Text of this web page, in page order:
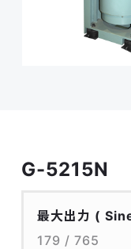
G-5215N
最大出力 (
179 / 765